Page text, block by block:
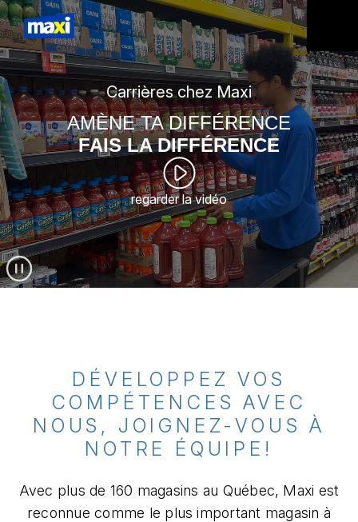
Carrières chez Maxi
AMÈNE TA DIFFÉRENCE
FAIS LA DIFFÉRENCE
regarder la vidéo
DÉVELOPPEZ VOS
COMPÉTENCES AVEC
NOUS, JOIGNEZ-VOUS À
NOTRE ÉQUIPE!
Avec plus de 160 magasins au Québec, Maxi est
reconnue comme le plus important magasin à